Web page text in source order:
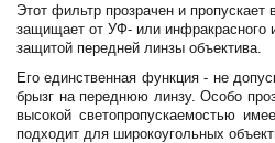
Этот фильтр прозрачен и пропускает
защищает от УФ- или инфракрасного
защитой передней линзы объектива.
Его единственная функция - не
брызг на переднюю линзу. Особо
высокой светопропускаемостью
подходит для широкоугольных